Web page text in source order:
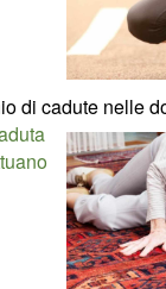
di cadute nelle